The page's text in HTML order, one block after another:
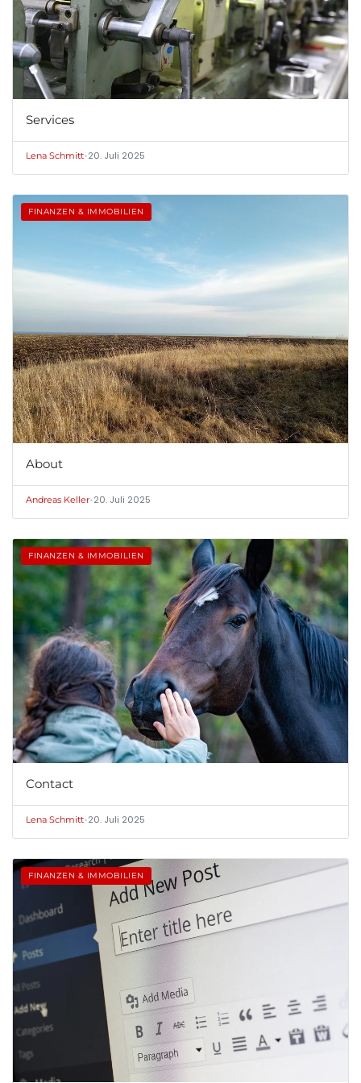
Services
Lena Schmitt•20. Juli 2025
FINANZEN & IMMOBILIEN
About
Andreas Keller•20. Juli 2025
FINANZEN & IMMOBILIEN
Contact
Lena Schmitt•20. Juli 2025
FINANZEN & IMMOBILIEN